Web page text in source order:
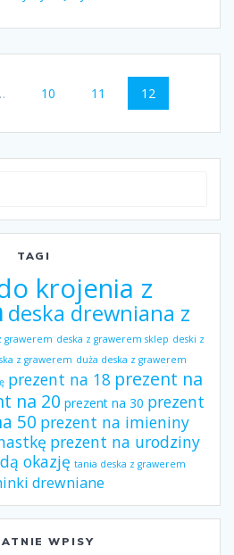
Strona
10 Strona
11 Strona
12
TAGI
krojenia z
deska drewniana z
grawerem deska z grawerem sklep deski z
z grawerem duża deska z grawerem
prezent na 18 prezent na
na 20 prezent na 30 prezent
50 prezent na imieniny
prezent na urodziny
okazję tania deska z grawerem
drewniane
WPISY